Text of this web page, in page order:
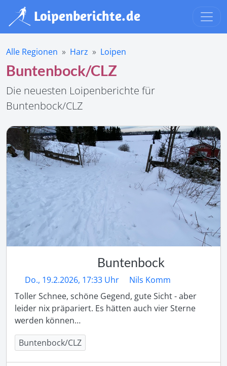
Alle Regionen Harz Loipen
Buntenbock/CLZ
Die neuesten Loipenberichte für
Buntenbock/CLZ
Buntenbock
Do., 19.2.2026, 17:33 Uhr
Nils Komm
Toller Schnee, schöne Gegend, gute Sicht - aber
leider nix präpariert. Es hätten auch vier Sterne
werden können…
Buntenbock/CLZ